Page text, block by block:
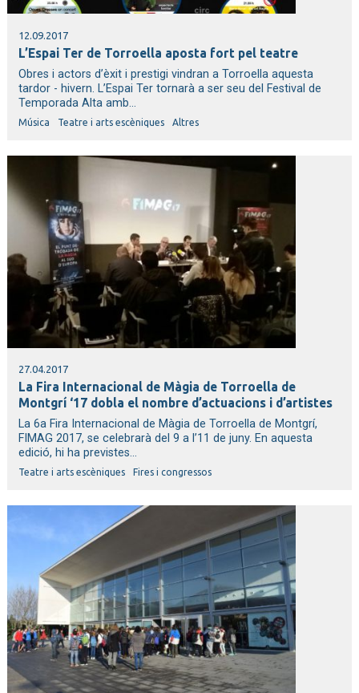
12.09.2017
L’Espai Ter de Torroella aposta fort pel teatre
Obres i actors d’èxit i prestigi vindran a Torroella aquesta
tardor - hivern. L’Espai Ter tornarà a ser seu del Festival de
Temporada Alta amb...
Música Teatre i arts escèniques Altres
27.04.2017
La Fira Internacional de Màgia de Torroella de
Montgrí ‘17 dobla el nombre d’actuacions i d’artistes
La 6a Fira Internacional de Màgia de Torroella de Montgrí,
FIMAG 2017, se celebrarà del 9 a l’11 de juny. En aquesta
edició, hi ha previstes...
Teatre i arts escèniques Fires i congressos